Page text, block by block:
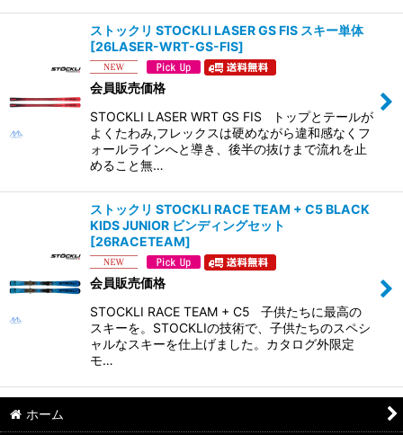
ストックリ STOCKLI LASER GS FIS スキー単体
[26LASER-WRT-GS-FIS]
会員販売価格
STOCKLI LASER WRT GS FIS トップとテールが
よくたわみ,フレックスは硬めながら違和感なくフ
ォールラインへと導き、後半の抜けまで流れを止
めること無…
ストックリ STOCKLI RACE TEAM + C5 BLACK
KIDS JUNIOR ビンディングセット
[26RACETEAM]
会員販売価格
STOCKLI RACE TEAM + C5 子供たちに最高の
スキーを。STOCKLIの技術で、子供たちのスペシ
ャルなスキーを仕上げました。カタログ外限定
モ…
ホーム